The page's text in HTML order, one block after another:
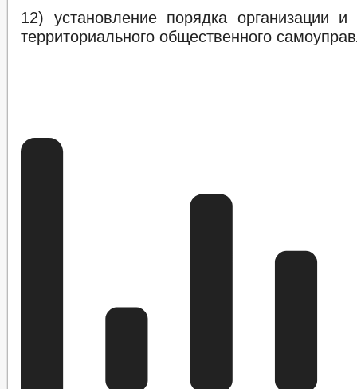
12) установление порядка организации и
территориального общественного